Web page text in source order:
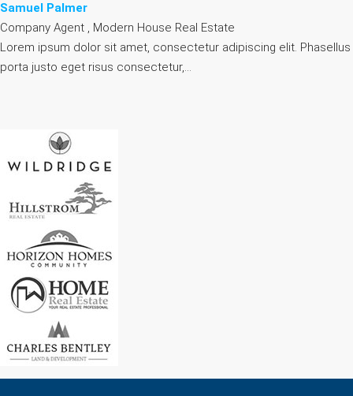
Samuel Palmer
Company Agent , Modern House Real Estate
Lorem ipsum dolor sit amet, consectetur adipiscing elit. Phasellus
porta justo eget risus consectetur,…